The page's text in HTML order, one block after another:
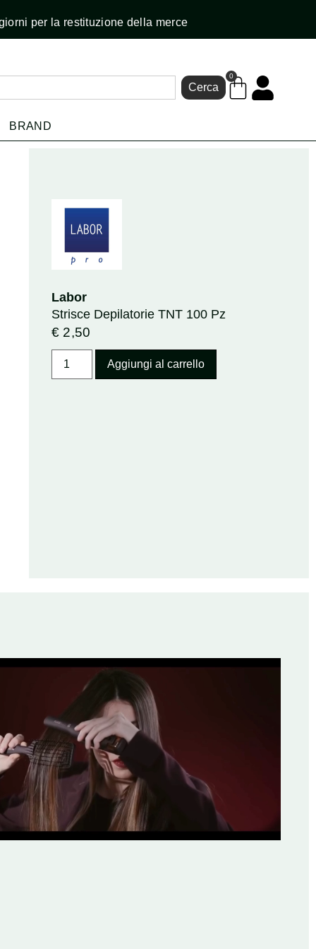
per la restituzione della merce
Cerca
0
BRAND
Labor
Strisce Depilatorie TNT 100 Pz
€ 2,50
Aggiungi al carrello